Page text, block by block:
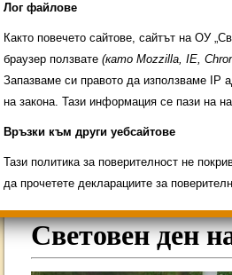
Свободни места за
ИНОВАЦИЯ 2026
Световен ден
Лог файлове
Както повечето сайтове, сайтът на ОУ
браузер ползвате (като Mozzilla, IE,
Запазваме си правото да използваме IP
на закона. Тази информация се пази на
Връзки към други уебсайтове
Тази политика за поверителност не
да прочетете декларациите за